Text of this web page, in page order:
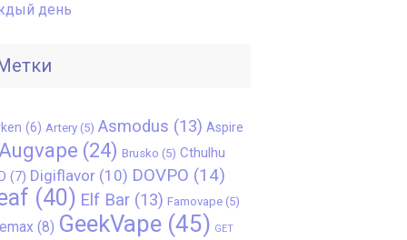
день
(6) Artery (5) Asmodus (13) Aspire
Augvape (24) Brusko (5) Cthulhu
(7) Digiflavor (10) DOVPO (14)
(40) Elf Bar (13) Famovape (5)
(8) GeekVape (45) GET